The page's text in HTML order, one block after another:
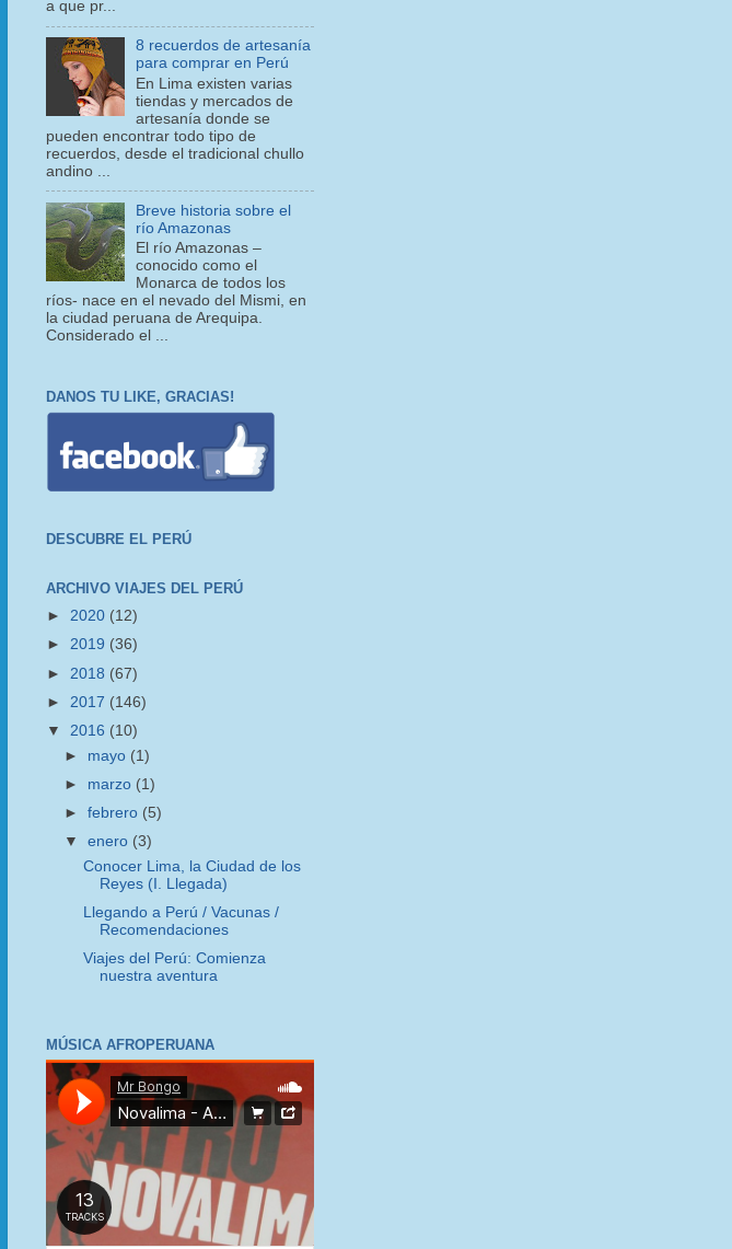
a que pr...
8 recuerdos de artesanía
para comprar en Perú
En Lima existen varias
tiendas y mercados de
artesanía donde se
pueden encontrar todo tipo de
recuerdos, desde el tradicional chullo
andino ...
Breve historia sobre el
río Amazonas
El río Amazonas –
conocido como el
Monarca de todos los
ríos- nace en el nevado del Mismi, en
la ciudad peruana de Arequipa.
Considerado el ...
DANOS TU LIKE, GRACIAS!
DESCUBRE EL PERÚ
ARCHIVO VIAJES DEL PERÚ
► 2020 (12)
► 2019 (36)
► 2018 (67)
► 2017 (146)
▼ 2016 (10)
► mayo (1)
► marzo (1)
►febrero (5)
▼enero (3)
Conocer Lima, la Ciudad de los
Reyes (I. Llegada)
Llegando a Perú / Vacunas /
Recomendaciones
Viajes del Perú: Comienza
nuestra aventura
MÚSICA AFROPERUANA